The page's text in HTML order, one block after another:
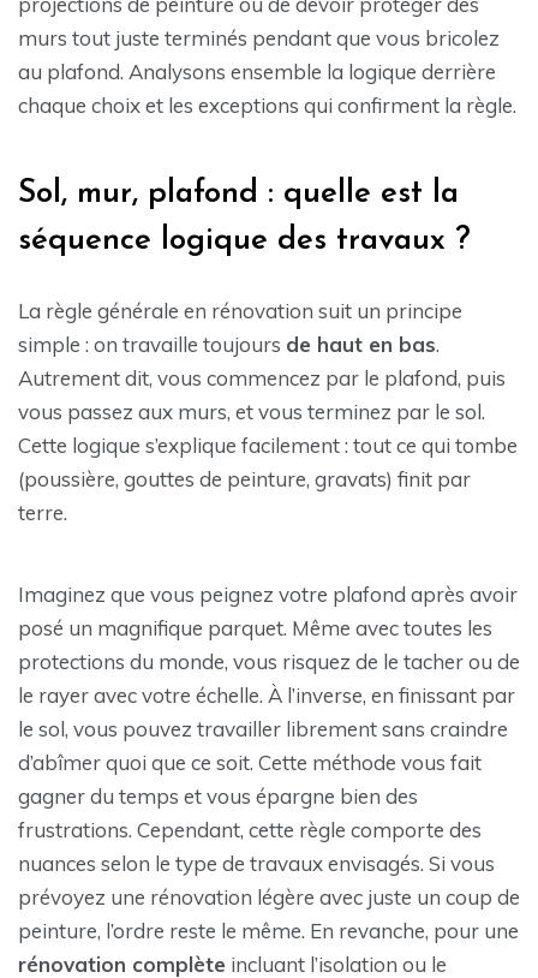
murs tout juste terminés pendant que vous bricolez
au plafond. Analysons ensemble la logique derrière
chaque choix et les exceptions qui confirment la règle.
Sol, mur, plafond : quelle est la
séquence logique des travaux ?
La règle générale en rénovation suit un principe
simple : on travaille toujours de haut en bas.
Autrement dit, vous commencez par le plafond, puis
vous passez aux murs, et vous terminez par le sol.
Cette logique s’explique facilement : tout ce qui tombe
(poussière, gouttes de peinture, gravats) finit par
terre.
Imaginez que vous peignez votre plafond après avoir
posé un magnifique parquet. Même avec toutes les
protections du monde, vous risquez de le tacher ou de
le rayer avec votre échelle. À l’inverse, en finissant par
le sol, vous pouvez travailler librement sans craindre
d’abîmer quoi que ce soit. Cette méthode vous fait
gagner du temps et vous épargne bien des
frustrations. Cependant, cette règle comporte des
nuances selon le type de travaux envisagés. Si vous
prévoyez une rénovation légère avec juste un coup de
peinture, l’ordre reste le même. En revanche, pour une
rénovation complète incluant l’isolation ou le